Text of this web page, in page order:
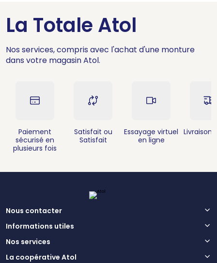
La Totale Atol
Nos services, compris avec l'achat d'une monture
dans votre magasin Atol.
Paiement
sécurisé en
plusieurs fois
Satisfait ou
Satisfait
Essayage virtuel
en ligne
Livraison
Nous contacter
Informations utiles
Nos services
La coopérative Atol